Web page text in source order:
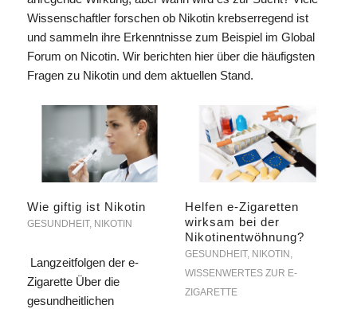
Wissenschaftler forschen ob Nikotin krebserregend ist
und sammeln ihre Erkenntnisse zum Beispiel im Global
Forum on Nicotin. Wir berichten hier über die häufigsten
Fragen zu Nikotin und dem aktuellen Stand.
Wie giftig ist Nikotin
GESUNDHEIT, NIKOTIN
Langzeitfolgen der e-
Zigarette Über die
gesundheitlichen
Helfen e-Zigaretten
wirksam bei der
Nikotinentwöhnung?
GESUNDHEIT, NIKOTIN ,
WISSENWERTES ZUR E-
ZIGARETTE